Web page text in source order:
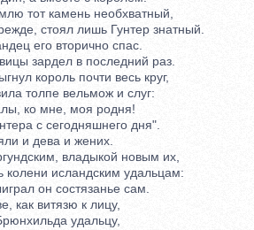
тот камень необхватный,
стоял лишь Гунтер знатный.
его вторично спас.
зардел в последний раз.
король почти весь круг,
толпе вельмож и слуг:
ко мне, моя родня!
с сегодняшнего дня".
и дева и жених.
владыкой новым их,
исландским удальцам:
он состязанье сам.
как витязю к лицу,
удальцу,